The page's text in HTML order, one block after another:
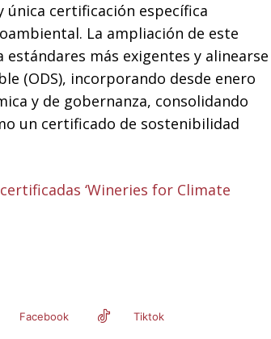
única certificación específica
La ampliación de este
más exigentes y alinearse
(ODS), incorporando desde enero
y de gobernanza, consolidando
un certificado de sostenibilidad
‘Wineries for Climate
Facebook Tiktok